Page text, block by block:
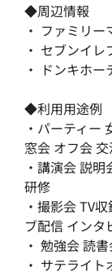
◆周辺情報
・ ファミリ
・ セブンイ
・ ドンキホ
◆利用用途例
・パーティー
窓会 オフ会
・講演会 説
研修
・撮影会 TV
ブ配信 インタ
・ 勉強会 読
・ サテライ